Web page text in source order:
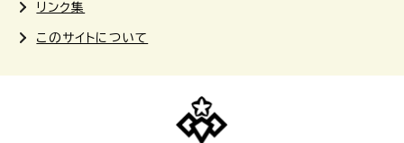
リンク集
このサイトについて